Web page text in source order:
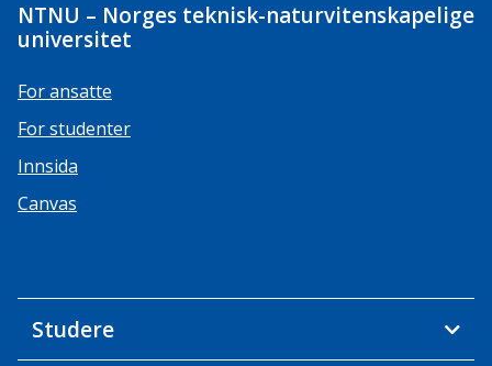
NTNU – Norges teknisk-naturvitenskapelige
universitet
For ansatte
For studenter
Innsida
Canvas
Studere